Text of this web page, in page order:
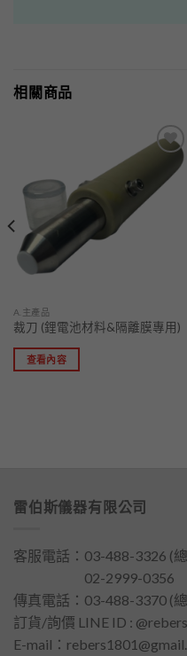
相關商品
加入
「願
望清
A.主產品
裁刀 (鋰電池材料&隔離膜專用)
查看內容
雷伯斯儀器有限公司
客服電話： 03-488-3326 (
02-2999-0356
傳真電話：03-488-3370 (
訂貨/詢價 LINE ID :
E-mail：